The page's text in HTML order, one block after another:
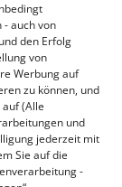
auch von
den Erfolg
von
Werbung auf
zu können, und
(Alle
und
jederzeit mit
Sie auf die
-